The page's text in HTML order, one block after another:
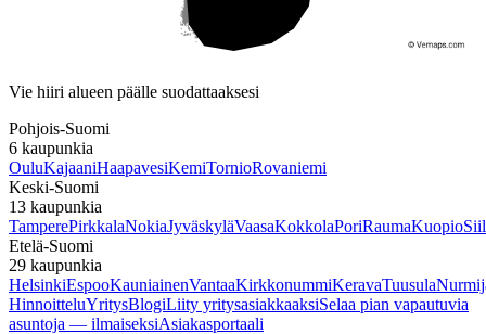
Vie hiiri alueen päälle suodattaaksesi
Pohjois-Suomi
6 kaupunkia
OuluKajaaniHaapavesiKemiTornioRovaniemi
Keski-Suomi
13 kaupunkia
TamperePirkkalaNokiaJyväskyläVaasaKokkolaPoriRaumaKuopio
Etelä-Suomi
29 kaupunkia
HelsinkiEspooKauniainenVantaaKirkkonummiKeravaTuusula
HinnoitteluYritysBlogiLiity yritysasiakkaaksiSelaa pian vapautuvia
asuntoja — ilmaiseksiAsiakasportaali